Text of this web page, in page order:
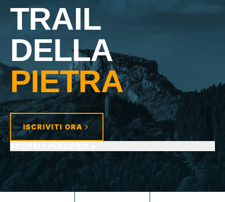
TRAIL
DELLA
PIETRA
ISCRIVITI ORA